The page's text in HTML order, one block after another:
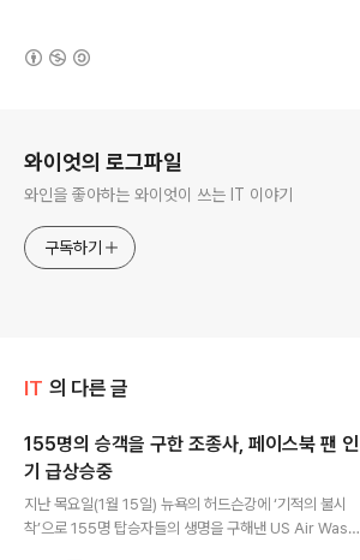
와이엇의 로그파일
와인을 좋아하는 와이엇이 쓰는 IT 이야기
구독하기
IT 의 다른 글
155명의 승객을 구한 조종사, 페이스북 팬 인
기 급상승중
지난 목요일(1월 15일) 뉴욕의 허드슨강에 ‘기적의 불시
착’으로 155명 탑승자들의 생명을 구해낸 US Air Wasy